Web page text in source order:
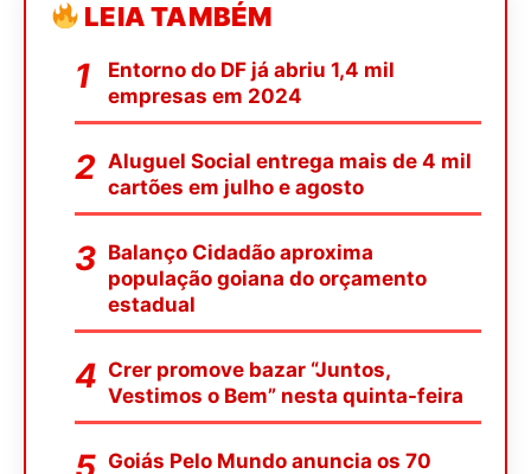
LEIA TAMBÉM
Entorno do DF já abriu 1,4 mil
empresas em 2024
Aluguel Social entrega mais de 4 mil
cartões em julho e agosto
Balanço Cidadão aproxima
população goiana do orçamento
estadual
Crer promove bazar “Juntos,
Vestimos o Bem” nesta quinta-feira
Goiás Pelo Mundo anuncia os 70